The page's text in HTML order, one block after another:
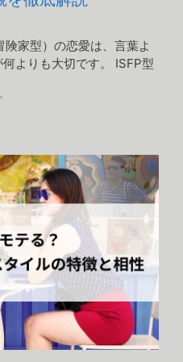
家型）の恋愛は、言葉よ
よりも大切です。 ISFP型